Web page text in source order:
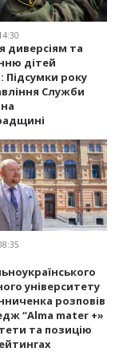
диверсіям та
дітей
Підсумки року
Служби
університету
розповів
“Alma mater +»
та позицію